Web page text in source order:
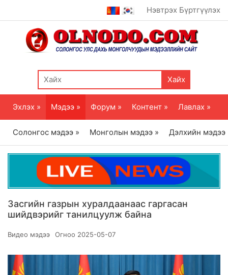
Нэвтрэх Бүртгүүлэх
Хайх
Эхлэх » Мэдээ » Форум » Контент » Лавлах »
Солонгос мэдээ » Монголын мэдээ » Дэлхийн мэдээ
Засгийн газрын хуралдаанаас гаргасан
шийдвэрийг танилцуулж байна
Видео мэдээ Огноо 2025-05-07